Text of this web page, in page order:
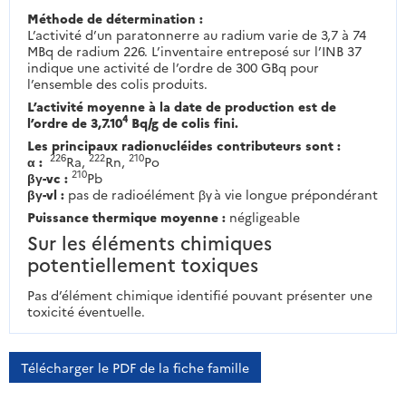
Méthode de détermination :
L’activité d’un paratonnerre au radium varie de 3,7 à 74
MBq de radium 226. L’inventaire entreposé sur l’INB 37
indique une activité de l’ordre de 300 GBq pour
l’ensemble des colis produits.
L’activité moyenne à la date de production est de
l’ordre de 3,7.104Bq/g de colis fini.
Les principaux radionucléides contributeurs sont :
α : 226Ra, 222Rn, 210Po
βγ-vc : 210Pb
βγ-vl :pas de radioélément βγ à vie longue prépondérant
Puissance thermique moyenne : négligeable
Sur les éléments chimiques
potentiellement toxiques
Pas d’élément chimique identifié pouvant présenter une
toxicité éventuelle.
Télécharger le PDF de la fiche famille